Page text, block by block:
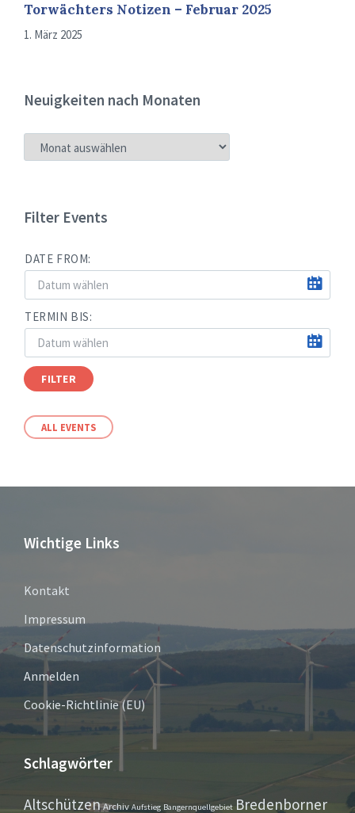
Torwächters Notizen – Februar 2025
1. März 2025
Neuigkeiten nach Monaten
NEUIGKEITEN
NACH
Filter Events
DATE FROM:
TERMIN BIS:
FILTER
ALL EVENTS
Wichtige Links
Kontakt
Impressum
Datenschutzinformation
Anmelden
Cookie-Richtlinie (EU)
Schlagwörter
AltschützenArchiv Aufstieg Bangernquellgebiet Bredenborner